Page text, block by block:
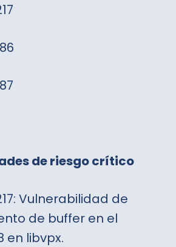
de riesgo crítico
Vulnerabilidad de
de buffer en el
en libvpx.